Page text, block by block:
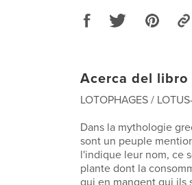
Acerca del libro
LOTOPHAGES /
Dans la mythologie
sont un peuple
l'indique leur nom, ce
plante dont la
qui en mangent qui ils